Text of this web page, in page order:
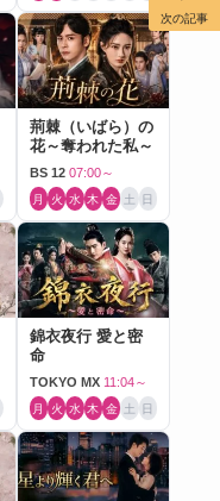
荊棘（いばら）の
花～奪われた私～
BS 12 07:00～
月 火 水 木 金 土 日
錦衣夜行 愛と密
命
TOKYO MX 11:04～
月 火 水 木 金 土 日
次の記事